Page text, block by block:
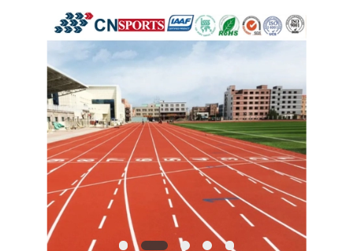
साइटमैप
PRIVACY
POLICY